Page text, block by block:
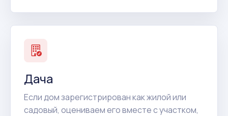
Дача
Если дом зарегистрирован как жилой или
садовый, оцениваем его вместе с участком,